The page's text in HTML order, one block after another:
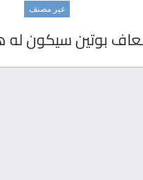
غير مصنف
بوتين سيكون له